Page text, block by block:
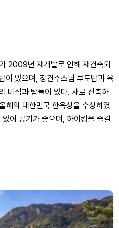
2009년 재개발로 인해 재건축되
이 있으며, 창건주스님 부도탑과 육
비석과 탑들이 있다. 새로 신축하
해의 대한민국 한옥상을 수상하였
어 공기가 좋으며, 하이킹을 즐길